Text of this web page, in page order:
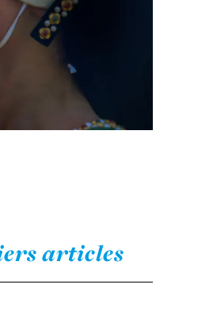
articles